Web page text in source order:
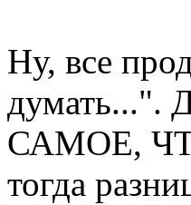
Ну, все
думать...".
САМОЕ,
тогда